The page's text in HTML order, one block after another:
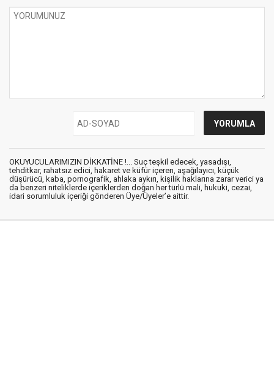
OKUYUCULARIMIZIN DİKKATİNE !... Suç teşkil edecek, yasadışı,
tehditkar, rahatsız edici, hakaret ve küfür içeren, aşağılayıcı, küçük
düşürücü, kaba, pornografik, ahlaka aykırı, kişilik haklarına zarar verici ya
da benzeri niteliklerde içeriklerden doğan her türlü mali, hukuki, cezai,
idari sorumluluk içeriği gönderen Üye/Üyeler’e aittir.